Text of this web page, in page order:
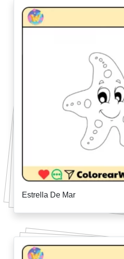
Estrella De Mar